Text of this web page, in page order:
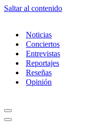
Saltar al contenido
Noticias
Conciertos
Entrevistas
Reportajes
Reseñas
Opinión
Menú
de
Menú